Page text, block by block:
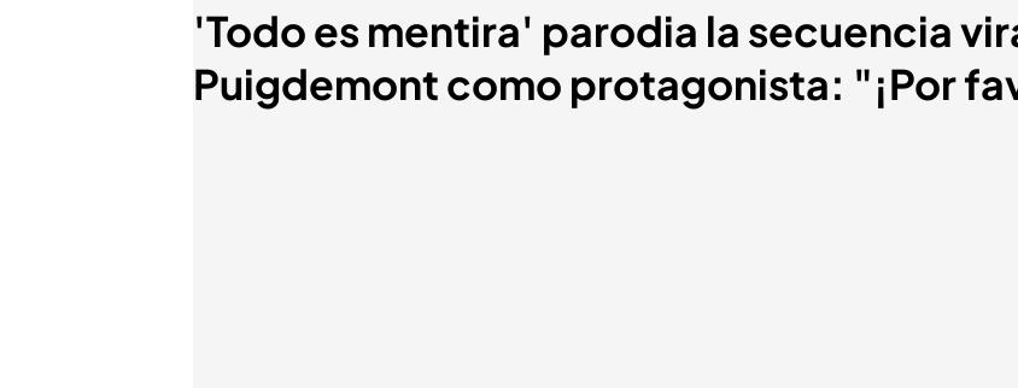
'Todo es mentira' parodia la secuencia
Puigdemont como protagonista: "¡Por